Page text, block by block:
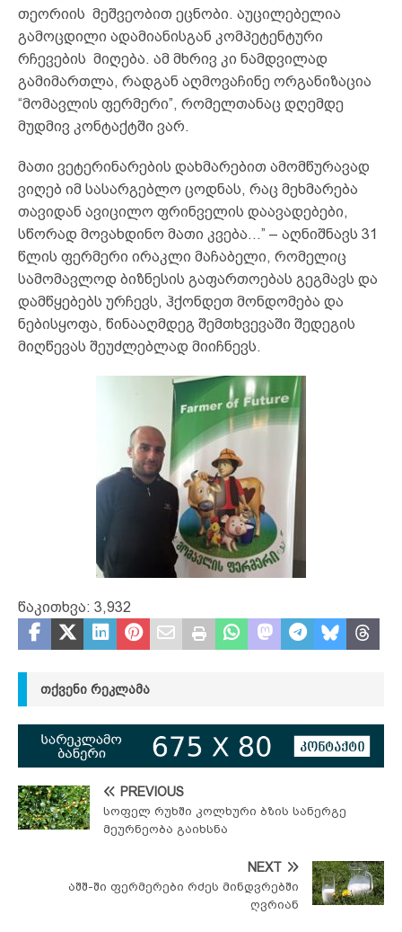
თეორიის მეშვეობით ეცნობი. აუცილებელია
გამოცდილი ადამიანისგან კომპეტენტური
რჩევების მიღება. ამ მხრივ კი ნამდვილად
გამიმართლა, რადგან აღმოვაჩინე ორგანიზაცია
“მომავლის ფერმერი”, რომელთანაც დღემდე
მუდმივ კონტაქტში ვარ.
მათი ვეტერინარების დახმარებით ამომწურავად
ვიღებ იმ სასარგებლო ცოდნას, რაც მეხმარება
თავიდან ავიცილო ფრინველის დაავადებები,
სწორად მოვახდინო მათი კვება…” – აღნიშნავს 31
წლის ფერმერი ირაკლი მაჩაბელი, რომელიც
სამომავლოდ ბიზნესის გაფართოებას გეგმავს და
დამწყებებს ურჩევს, ჰქონდეთ მონდომება და
ნებისყოფა, წინააღმდეგ შემთხვევაში შედეგის
მიღწევას შეუძლებლად მიიჩნევს.
წაკითხვა: 3,932
ᲗᲥᲕᲔᲜᲘ ᲠᲔᲙᲚᲐᲛᲐ
PREVIOUS
სოფელ რუხში კოლხური ბზის სანერგე
მეურნეობა გაიხსნა
NEXT
აშშ-ში ფერმერები რძეს მინდვრებში
ღვრიან